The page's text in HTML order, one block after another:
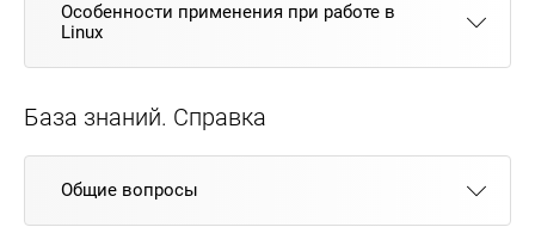
Особенности применения при работе в
Linux
База знаний. Справка
Общие вопросы